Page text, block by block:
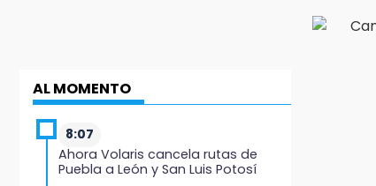
AL MOMENTO
8:07
Ahora Volaris cancela rutas de
Puebla a León y San Luis Potosí